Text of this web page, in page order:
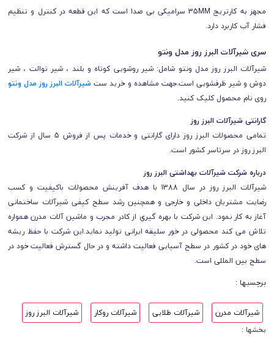
مجهز به کارتریج 35MM سرامیکی بی صدا است که این قطعه در کنترل و تنظیم
فشار آب کاربرد دارد.
سری شیرآلات البرز روز مدل ونتو
شیرآلات البرز روز مدل ونتو شامل: شیر روشویی کوتاه و بلند ، شیر توالت ، شیر
دوش و شیر ظرفشویی است.جهت مشاهده و خرید ستشیرآلات البرز روز مدل ونتو
روی نام محصول کلیک کنید.
گارانتی شیرآلات البرز روز
تمامی محصولات البرز روزدارای گارانتی و خدمات پس از فروش 5 سال از شرکت
البرز روزدر سرتاسر کشور است.
درباره شرکت شیرآلات بهداشتی البرز روز
شیرآلات البرز روز در سال 1388 با هدف آفرینش محصولات باکیفیت و کسب
رضایت مشتریان داخلی و خارجی و همچنین رشد سطح کیفی شیرآلات ساختمانی
آغاز به کار نمود. این شرکت با بهره گیري از کادر مجرب و ماشین آلات مدرن همواره
تلاش می کند محصولی در خور سلیقه ایرانی تولید نماید.این شرکت با حفظ ریشه
های خود در کشور در سطح آسیایی فعالیت داشته و در حال گسترش فعالیت خود در
سطح بین المللی است.
برچسبها :
شیرآلات مدرن شیرآلات طلایی شیرآلات روکار
شیرآلات البرز روز
بخشها :